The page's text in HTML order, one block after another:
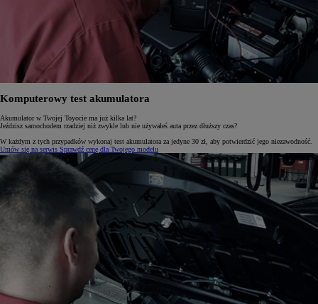
Komputerowy test akumulatora
Akumulator w Twojej Toyocie ma już kilka lat?
Jeździsz samochodem rzadziej niż zwykle lub nie używałeś auta przez dłuższy czas?
W każdym z tych przypadków wykonaj test akumulatora za jedyne 30 zł, aby potwierdzić jego niezawodność.
Umów się na serwis Sprawdź cenę dla Twojego modelu